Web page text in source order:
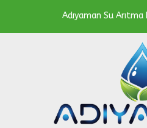
Adıyaman Su